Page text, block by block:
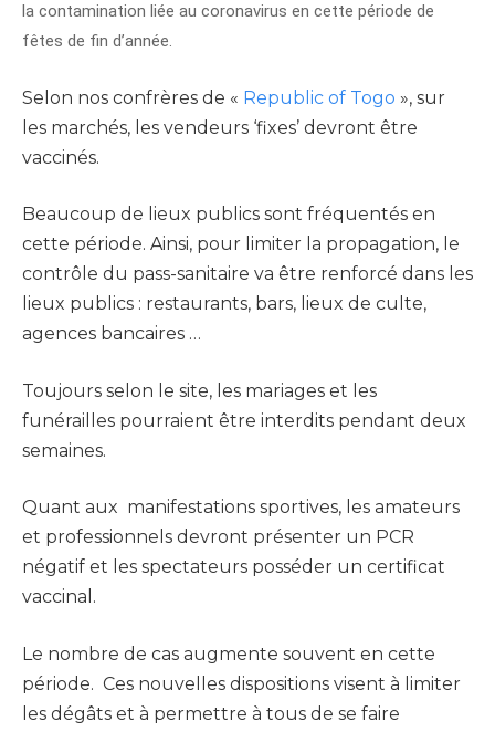
la contamination liée au coronavirus en cette période de
fêtes de fin d’année.
Selon nos confrères de « Republic of Togo », sur
les marchés, les vendeurs ‘fixes’ devront être
vaccinés.
Beaucoup de lieux publics sont fréquentés en
cette période. Ainsi, pour limiter la propagation, le
contrôle du pass-sanitaire va être renforcé dans les
lieux publics : restaurants, bars, lieux de culte,
agences bancaires …
Toujours selon le site, les mariages et les
funérailles pourraient être interdits pendant deux
semaines.
Quant aux manifestations sportives, les amateurs
et professionnels devront présenter un PCR
négatif et les spectateurs posséder un certificat
vaccinal.
Le nombre de cas augmente souvent en cette
période. Ces nouvelles dispositions visent à limiter
les dégâts et à permettre à tous de se faire